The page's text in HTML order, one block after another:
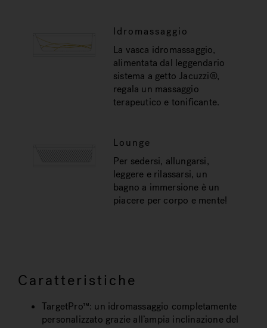
Idromassaggio
La vasca idromassaggio,
alimentata dal leggendario
sistema a getto Jacuzzi®,
regala un massaggio
terapeutico e tonificante.
Lounge
Per sedersi, allungarsi,
leggere e rilassarsi, un
bagno a immersione è un
piacere per corpo e mente!
Caratteristiche
TargetPro™: un idromassaggio completamente
personalizzato grazie all’ampia inclinazione del